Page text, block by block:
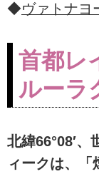
◆ヴァトナヨ
首都レ
ルーラ
北緯66°08′
ィークは、「